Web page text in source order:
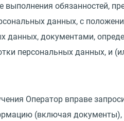
обязанностей,
данных, с
данных, документами,
персональных данных, и (
Оператор вправе
(включая документы),